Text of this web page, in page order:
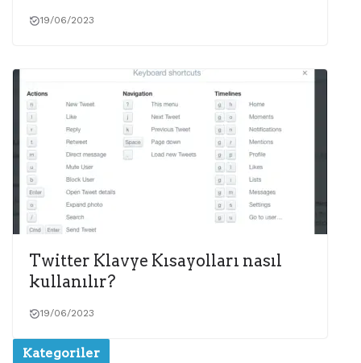
19/06/2023
Twitter Klavye Kısayolları nasıl
kullanılır?
19/06/2023
Kategoriler